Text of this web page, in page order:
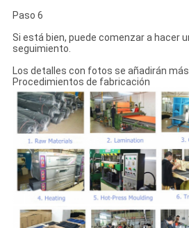
Paso 6
Si está bien, puede comenzar a hacer
seguimiento.
Los detalles con fotos se añadirán
Procedimientos de fabricación